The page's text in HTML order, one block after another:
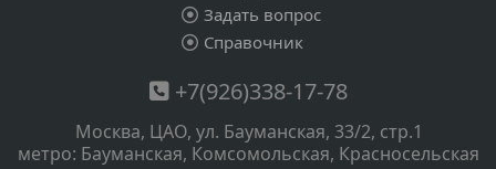
Задать вопрос
Справочник
+7(926)338-17-78
Москва, ЦАО, ул. Бауманская, 33/2, стр.1
метро: Бауманская, Комсомольская, Красносельская